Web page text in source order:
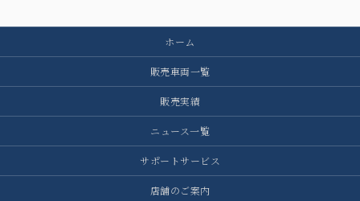
ホーム
販売車両一覧
販売実績
ニュース一覧
サポートサービス
店舗のご案内